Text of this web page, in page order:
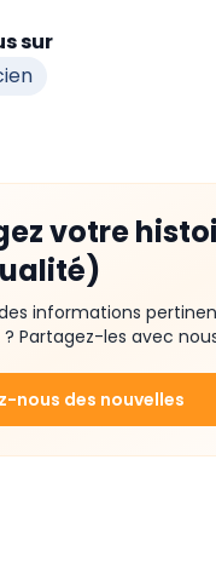
sur
votre
informations
Partagez-les avec
nous des nouvelles